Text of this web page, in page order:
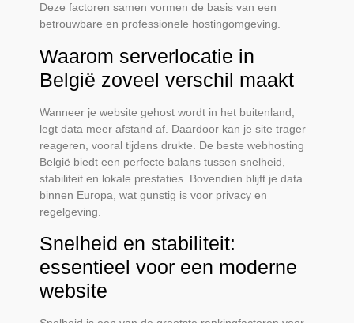
Deze factoren samen vormen de basis van een
betrouwbare en professionele hostingomgeving.
Waarom serverlocatie in
België zoveel verschil maakt
Wanneer je website gehost wordt in het buitenland,
legt data meer afstand af. Daardoor kan je site trager
reageren, vooral tijdens drukte. De beste webhosting
België biedt een perfecte balans tussen snelheid,
stabiliteit en lokale prestaties. Bovendien blijft je data
binnen Europa, wat gunstig is voor privacy en
regelgeving.
Snelheid en stabiliteit:
essentieel voor een moderne
website